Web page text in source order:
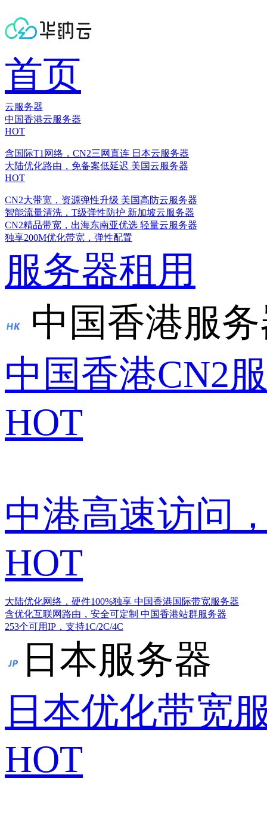
首页
云服务器
中国香港云服务器
HOT
含国际T1网络，CN2三网直连 日本云服务器
大陆优化路由，免备案低延迟 美国云服务器
HOT
CN2大带宽，资源弹性升级 美国高防云服务器
智能流量清洗，T级弹性防护 新加坡云服务器
CN2精品带宽，出海东南亚优选 轻量云服务器
独享200M优化带宽，弹性配置
服务器租用
中国香港服
中国香港CN2
HOT
中港高速访问
HOT
大陆优化网络，硬件100%独享 中国香港国际带宽服务器
含优化互联网路由，安全可定制 中国香港站群服务器
253个可用IP，支持1C/2C/4C
日本服务器
日本优化带宽
HOT